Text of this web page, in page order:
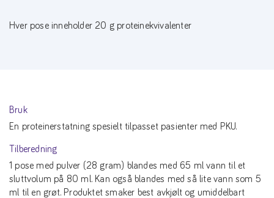
Hver pose inneholder 20 g proteinekvivalenter
Bruk
En proteinerstatning spesielt tilpasset pasienter med PKU.
Tilberedning
1 pose med pulver (28 gram) blandes med 65 ml vann til et
sluttvolum på 80 ml. Kan også blandes med så lite vann som 5
ml til en grøt. Produktet smaker best avkjølt og umiddelbart